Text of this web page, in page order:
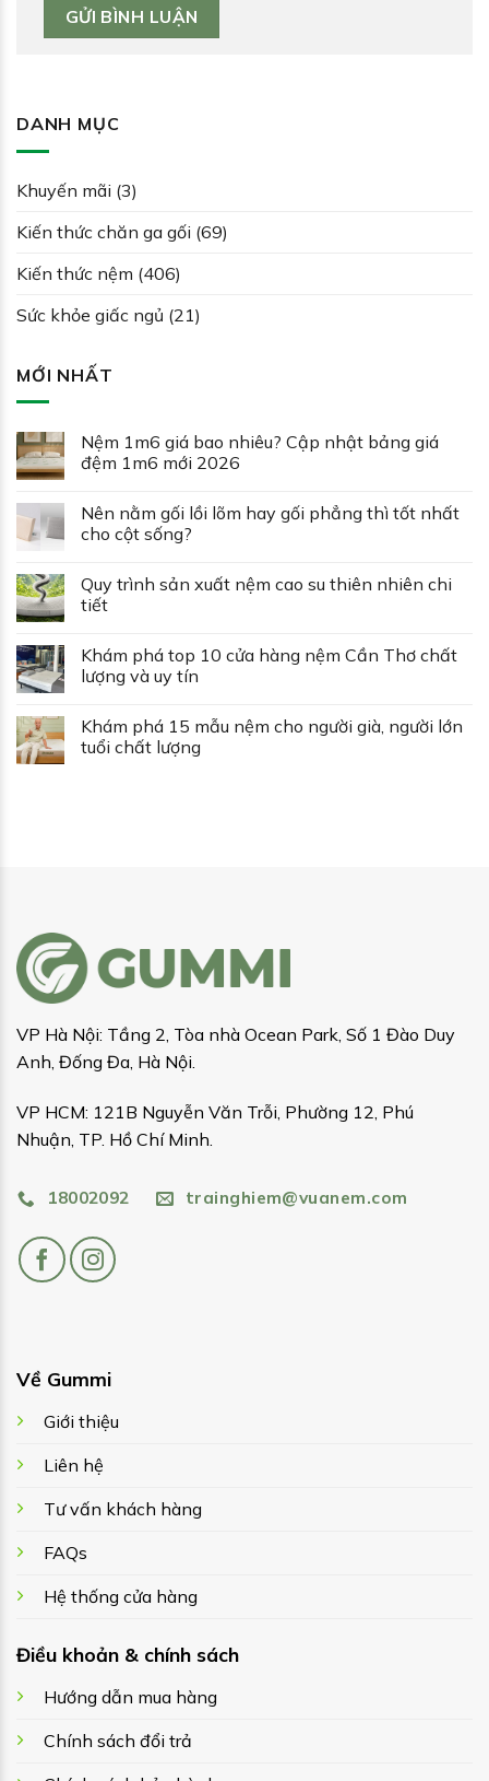
DANH MỤC
Khuyến mãi (3)
Kiến thức chăn ga gối (69)
Kiến thức nệm (406)
Sức khỏe giấc ngủ (21)
MỚI NHẤT
Nệm 1m6 giá bao nhiêu? Cập nhật bảng giá
đệm 1m6 mới 2026
Nên nằm gối lồi lõm hay gối phẳng thì tốt nhất
cho cột sống?
Quy trình sản xuất nệm cao su thiên nhiên chi
tiết
Khám phá top 10 cửa hàng nệm Cần Thơ chất
lượng và uy tín
Khám phá 15 mẫu nệm cho người già, người lớn
tuổi chất lượng
VP Hà Nội: Tầng 2, Tòa nhà Ocean Park, Số 1 Đào Duy
Anh, Đống Đa, Hà Nội.
VP HCM: 121B Nguyễn Văn Trỗi, Phường 12, Phú
Nhuận, TP. Hồ Chí Minh.
18002092 trainghiem@vuanem.com
Về Gummi
Giới thiệu
Liên hệ
Tư vấn khách hàng
FAQs
Hệ thống cửa hàng
Điều khoản & chính sách
Hướng dẫn mua hàng
Chính sách đổi trả